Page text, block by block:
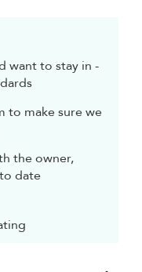
want to stay in -
to make sure we
the owner,
date